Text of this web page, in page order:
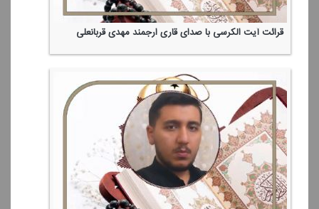
قرائت آیت الكرسی با صدای قاری ارجمند مهدی قربانعلی